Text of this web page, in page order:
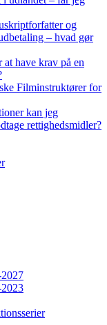
og
– hvad gør
at have krav på en
Filminstruktører for
kan jeg
rettighedsmidler?